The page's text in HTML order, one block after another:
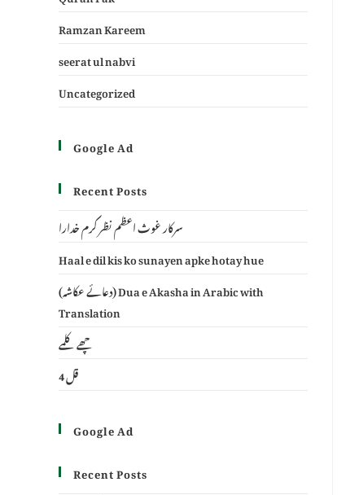
Ramzan Kareem
seerat ul nabvi
Uncategorized
Google Ad
Recent Posts
سرکار غوث اعظم نظر کرم خدارا
Haal e dil kis ko sunayen apke hotay hue
(دعائے عکاشہ) Dua e Akasha in Arabic with
Translation
چھے کلمے
4 قل
Google Ad
Recent Posts